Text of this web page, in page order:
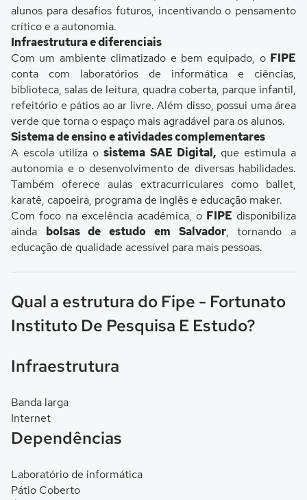
alunos para desafios futuros, incentivando o pensamento
crítico e a autonomia.
Infraestrutura e diferenciais
Com um ambiente climatizado e bem equipado, o FIPE
conta com laboratórios de informática e ciências,
biblioteca, salas de leitura, quadra coberta, parque infantil,
refeitório e pátios ao ar livre. Além disso, possui uma área
verde que torna o espaço mais agradável para os alunos.
Sistema de ensino e atividades complementares
A escola utiliza osistema SAE Digital,que estimula a
autonomia e o desenvolvimento de diversas habilidades.
Também oferece aulas extracurriculares como ballet,
karatê, capoeira, programa de inglês e educação maker.
Com foco na excelência acadêmica, o FIPE disponibiliza
ainda bolsas de estudo em Salvador, tornando a
educação de qualidade acessível para mais pessoas.
Qual a estrutura do Fipe - Fortunato
Instituto De Pesquisa E Estudo?
Infraestrutura
Banda larga
Internet
Dependências
Laboratório de informática
Pátio Coberto